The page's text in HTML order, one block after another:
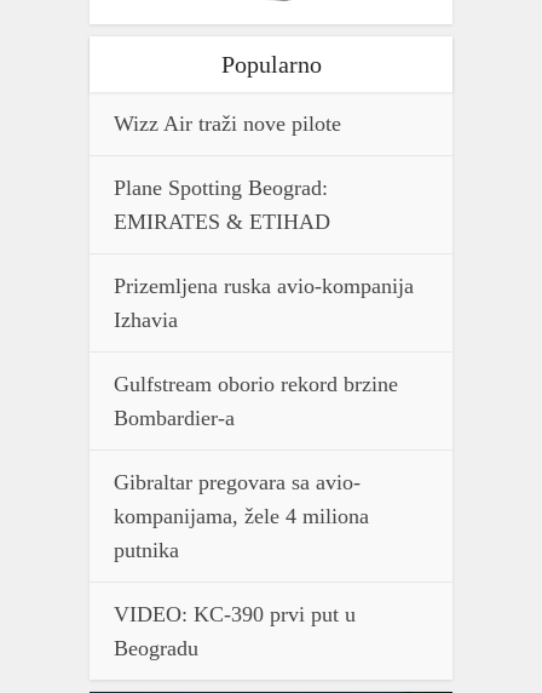
Popularno
Wizz Air traži nove pilote
Plane Spotting Beograd:
EMIRATES & ETIHAD
Prizemljena ruska avio-kompanija
Izhavia
Gulfstream oborio rekord brzine
Bombardier-a
Gibraltar pregovara sa avio-
kompanijama, žele 4 miliona
putnika
VIDEO: KC-390 prvi put u
Beogradu